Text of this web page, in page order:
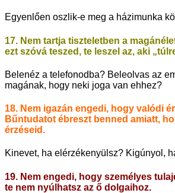
Egyenlően oszlik-e meg a házimunka
17. Nem tartja tiszteletben a
ezt szóvá teszed, te leszel az, aki
Belenéz a telefonodba? Beleolvas az
magának, hogy neki joga van ehhez?
18. Nem igazán engedi, hogy valódi
Bűntudatot ébreszt benned amiatt,
érzéseid.
Kinevet, ha elérzékenyülsz? Kigúnyol,
19. Nem engedi, hogy személyes
te nem nyúlhatsz az ő dolgaihoz.